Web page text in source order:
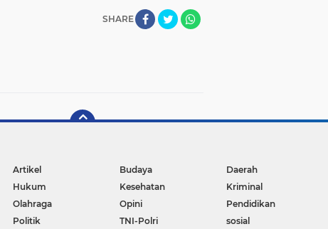
SHARE
Artikel Budaya
Daerah
Hukum Kesehatan
Kriminal
Olahraga Opini
Pendidikan
Politik TNI-Polri sosial